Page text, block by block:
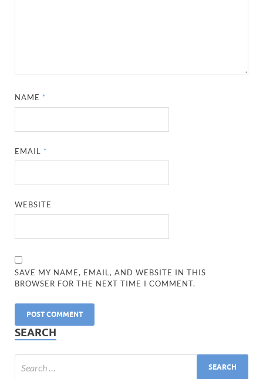
NAME *
EMAIL *
WEBSITE
SAVE MY NAME, EMAIL, AND WEBSITE IN THIS
BROWSER FOR THE NEXT TIME I COMMENT.
SEARCH